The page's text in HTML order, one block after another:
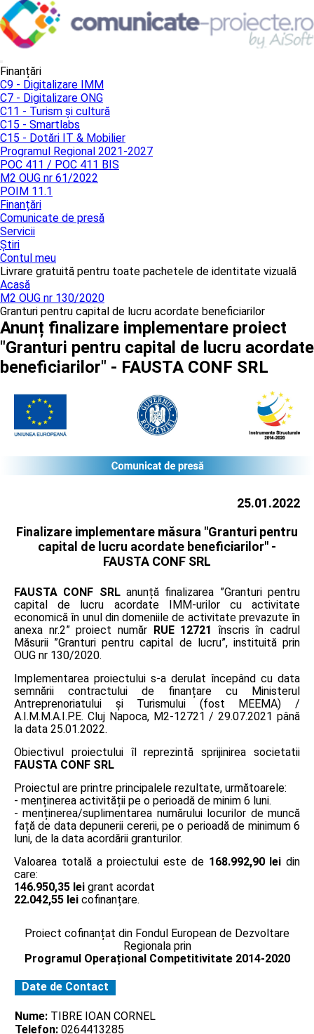
Finanțări
C9 - Digitalizare IMM
C7 - Digitalizare ONG
C11 - Turism și cultură
C15 - Smartlabs
C15 - Dotări IT & Mobilier
Programul Regional 2021-2027
POC 411 / POC 411 BIS
M2 OUG nr 61/2022
POIM 11.1
Finanțări
Comunicate de presă
Servicii
Știri
Contul meu
Livrare gratuită pentru toate pachetele de identitate vizuală
Acasă
M2 OUG nr 130/2020
Granturi pentru capital de lucru acordate beneficiarilor
Anunț finalizare implementare proiect
"Granturi pentru capital de lucru acordate
beneficiarilor" - FAUSTA CONF SRL
25.01.2022
Finalizare implementare măsura "Granturi pentru
capital de lucru acordate beneficiarilor" -
FAUSTA CONF SRL
FAUSTA CONF SRLanunță finalizarea ”Granturi pentru
capital de lucru acordate IMM-urilor cu activitate
economică în unul din domeniile de activitate prevazute în
anexa nr.2” proiect număr RUE 12721 înscris în cadrul
Măsurii ”Granturi pentru capital de lucru”, instituită prin
OUG nr 130/2020.
Implementarea proiectului s-a derulat începând cu data
semnării contractului de finanțare cu Ministerul
Antreprenoriatului și Turismului (fost MEEMA) /
A.I.M.M.A.I.P.E. Cluj Napoca, M2-12721 / 29.07.2021 până
la data 25.01.2022.
Obiectivul proiectului îl reprezintă sprijinirea societatii
FAUSTA CONF SRL
Proiectul are printre principalele rezultate, următoarele:
- menținerea activității pe o perioadă de minim 6 luni.
- menținerea/suplimentarea numărului locurilor de muncă
față de data depunerii cererii, pe o perioadă de minimum 6
luni, de la data acordării granturilor.
Valoarea totală a proiectului este de 168.992,90 lei din
care:
146.950,35 lei grant acordat
22.042,55 lei cofinanțare.
Proiect cofinanțat din Fondul European de Dezvoltare
Regionala prin
Programul Operațional Competitivitate 2014-2020
Date de Contact
Nume: TIBRE IOAN CORNEL
Telefon: 0264413285